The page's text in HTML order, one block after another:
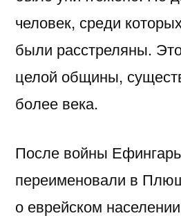
человек, среди
были расстреляны.
целой общины,
более века.
После войны Ефингарь
переименовали в
о еврейском